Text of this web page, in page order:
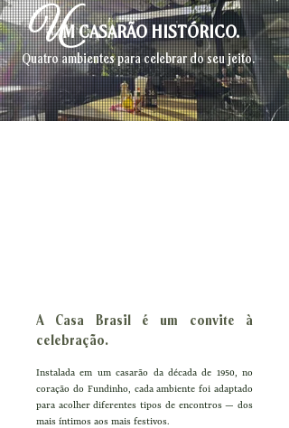
UM CASARÃO HISTÓRICO.
Quatro ambientes para celebrar do seu jeito.
A Casa Brasil é um convite à
celebração.
Instalada em um casarão da década de 1950, no
coração do Fundinho, cada ambiente foi adaptado
para acolher diferentes tipos de encontros — dos
mais íntimos aos mais festivos.